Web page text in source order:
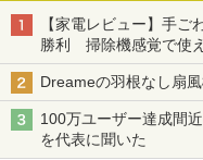
【家電レビュー】手
勝利 掃除機感覚で使
Dreameの羽根なし扇
100万ユーザー達成間
を代表に聞いた